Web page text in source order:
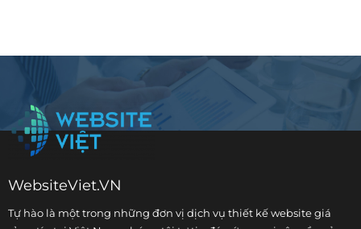
WebsiteViet.VN
Tự hào là một trong những đơn vị dịch vụ thiết kế website giá